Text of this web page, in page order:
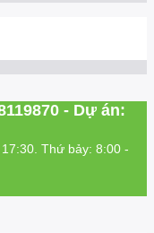
- Dự án:
Thứ bảy: 8:00 -